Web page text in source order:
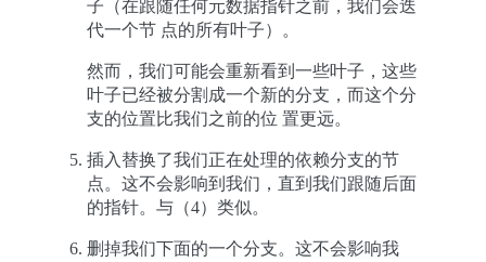
子（在跟随任何元数据指针之前，我们会迭
代一个节 点的所有叶子）。
然而，我们可能会重新看到一些叶子，这些
叶子已经被分割成一个新的分支，而这个分
支的位置比我们之前的位 置更远。
插入替换了我们正在处理的依赖分支的节
点。这不会影响到我们，直到我们跟随后面
的指针。与（4）类似。
删掉我们下面的一个分支。这不会影响我